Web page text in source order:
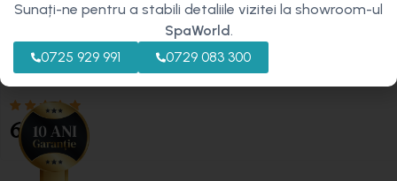
Saună cu infraroșu – SW 160 Corner Luxe
160 x 160 x 190 cm 230v/3090 W
6.300€
Sunați-ne pentru a stabili detaliile vizitei la showroom-ul
SpaWorld.
0725 929 991
0729 083 300